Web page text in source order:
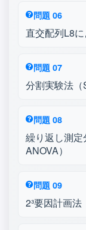
問題 06
直交配列L8
問題 07
分割実験法
問題 08
繰り返し測
ANOVA）
問題 09
2³要因計画法